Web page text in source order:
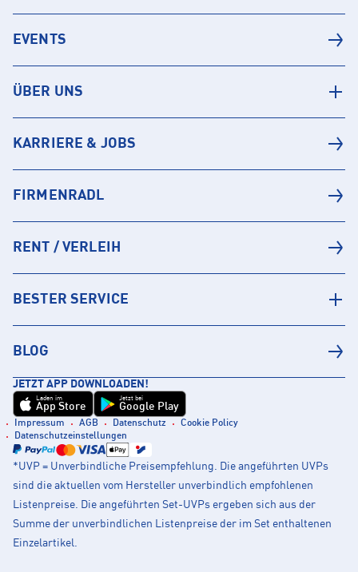
EVENTS
ÜBER UNS
KARRIERE & JOBS
FIRMENRADL
RENT / VERLEIH
BESTER SERVICE
BLOG
JETZT APP DOWNLOADEN!
Laden im
App Store
Jetzt bei
Google Play
Impressum AGB Datenschutz
Cookie Policy
Datenschutzeinstellungen
*UVP = Unverbindliche Preisempfehlung. Die angeführten UVPs
sind die aktuellen vom Hersteller unverbindlich empfohlenen
Listenpreise. Die angeführten Set-UVPs ergeben sich aus der
Summe der unverbindlichen Listenpreise der im Set enthaltenen
Einzelartikel.